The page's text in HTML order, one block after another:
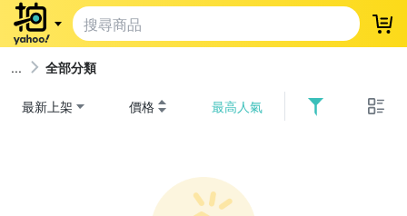
登
全部分類
最新上架 價格 最高人氣